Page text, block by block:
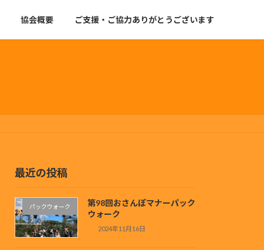
協会概要 ご支援・ご協力ありがとうございます
最近の投稿
パックウォーク
第98回おさんぽマナーパック
ウォーク
2024年11月16日